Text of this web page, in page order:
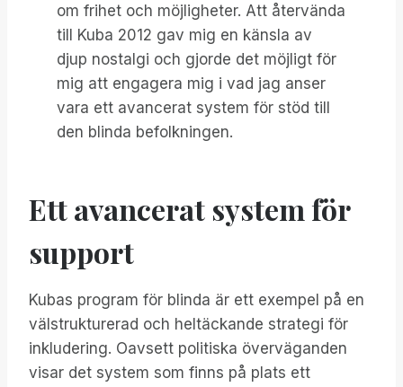
om frihet och möjligheter. Att återvända
till Kuba 2012 gav mig en känsla av
djup nostalgi och gjorde det möjligt för
mig att engagera mig i vad jag anser
vara ett avancerat system för stöd till
den blinda befolkningen.
Ett avancerat system för
support
Kubas program för blinda är ett exempel på en
välstrukturerad och heltäckande strategi för
inkludering. Oavsett politiska överväganden
visar det system som finns på plats ett